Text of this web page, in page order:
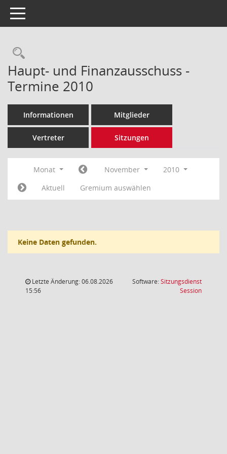
Toggle navigation
Rechercheauswahl
Haupt- und Finanzausschuss -
Termine 2010
Informationen Mitglieder
Vertreter Sitzungen
Monat November
2010
Aktuell
Gremium auswählen
Keine Daten gefunden.
Letzte Änderung: 06.08.2026
15:56
Software:Sitzungsdienst
Session(Wird in